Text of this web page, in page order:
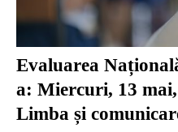
Evaluarea
a: Miercuri, 13
Limba și